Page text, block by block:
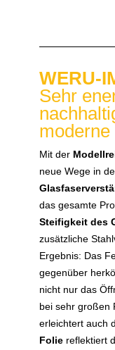
WERU-
Sehr
Mit der
neue Wege in
das gesamte
Steifigkeit des
zusätzliche
Ergebnis: Das
gegenüber
nicht nur das
bei sehr großen
erleichtert auch
Folie reflektiert